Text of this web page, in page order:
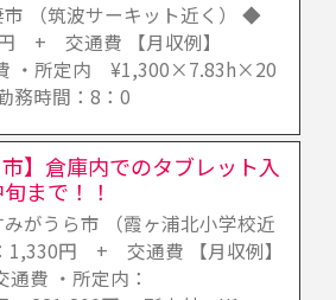
（筑波サーキット近く） ◆
+ 交通費 【月収例】
・所定内 ¥1,300×7.83h×20
務時間：8：0
市】倉庫内でのタブレット入
まで！！
がうら市 （霞ヶ浦北小学校近
円 + 交通費 【月収例】
費 ・所定内：